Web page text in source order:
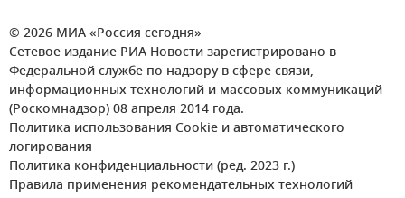
© 2026 МИА «Россия сегодня»
Сетевое издание РИА Новости зарегистрировано в
Федеральной службе по надзору в сфере связи,
информационных технологий и массовых коммуникаций
(Роскомнадзор) 08 апреля 2014 года.
Политика использования Cookie и автоматического
логирования
Политика конфиденциальности (ред. 2023 г.)
Правила применения рекомендательных технологий